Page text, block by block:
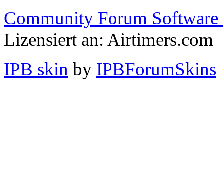
Community Forum Software
Lizensiert an: Airtimers.com
IPB skin by IPBForumSkins